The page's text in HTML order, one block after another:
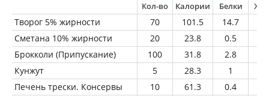
Кол-во Калории Белки
Творог 5% жирности 70 101.5 14.7
Сметана 10% жирности
20 23.8 0.5
Брокколи (Припускание)
100 31.8 2.8
Кунжут
5 28.3 1
Печень трески. Консервы
10 61.3 0.4